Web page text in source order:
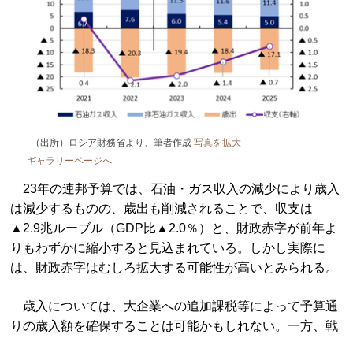
（出所）ロシア財務省より、筆者作成 写真を拡大
ギャラリーページへ
23年の連邦予算では、石油・ガス収入の減少により歳入
は減少するものの、歳出も削減されることで、収支は
▲2.9兆ルーブル（GDP比▲2.0％）と、財政赤字が前年よ
りもわずかに縮小すると見込まれている。しかし実際に
は、財政赤字はむしろ拡大する可能性が高いとみられる。
歳入については、大企業への追加課税等によって予算通
りの歳入額を確保することは可能かもしれない。一方、戦